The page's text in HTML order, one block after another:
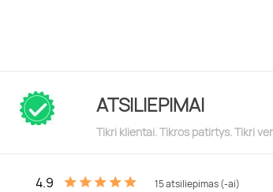
ATSILIEPIMAI
Tikri klientai. Tikros patirtys. Tikri
4.9
15 atsiliepimas (-ai)